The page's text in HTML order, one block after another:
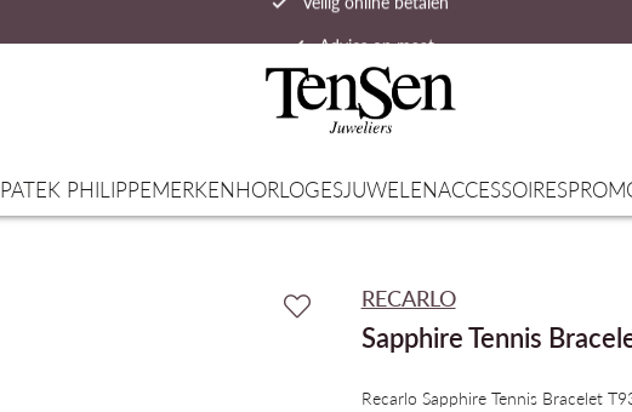
Snelle verzending
PATEK PHILIPPEMERKENHORLOGESJUWELENACCESSOIRES
RECARLO
Sapphire Tennis
Recarlo Sapphire Tennis Bracelet